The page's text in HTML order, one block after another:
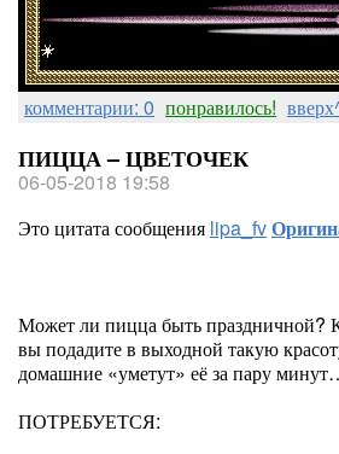
комментарии: 0 понравилось!
ПИЦЦА – ЦВЕТОЧЕК
06-05-2018 19:58
Это цитата сообщения lipa_fv
Может ли пицца быть праздничной?
вы подадите в выходной такую
домашние «уметут» её за пару
ПОТРЕБУЕТСЯ: